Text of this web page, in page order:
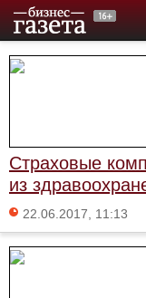
Страховые
из
22.06.2017, 11:13